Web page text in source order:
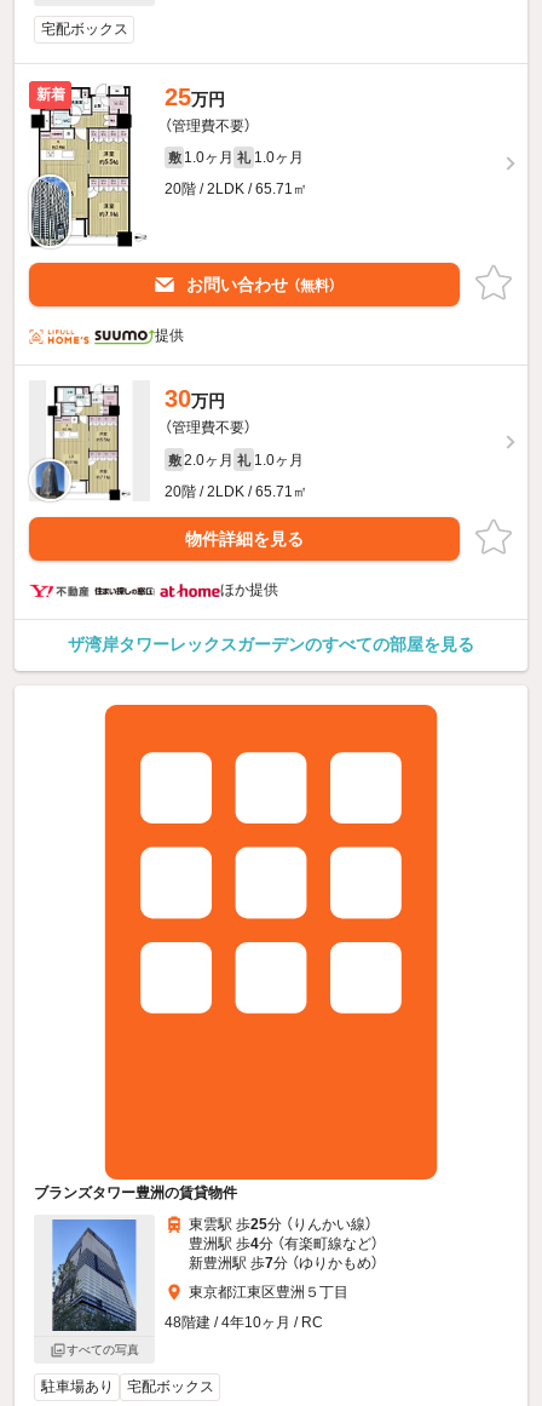
宅配ボックス
新着 25万円
（管理費不要）
敷 1.0ヶ月 礼 1.0ヶ月
20階 / 2LDK / 65.71㎡
お問い合わせ （無料）
提供
30万円
（管理費不要）
敷 2.0ヶ月 礼 1.0ヶ月
20階 / 2LDK / 65.71㎡
物件詳細を見る
ほか提供
ザ湾岸タワーレックスガーデンのすべての部屋を見る
ブランズタワー豊洲の賃貸物件
すべての写真
東雲駅 歩25分 （りんかい線）
豊洲駅 歩4分 （有楽町線など）
新豊洲駅 歩7分 （ゆりかもめ）
東京都江東区豊洲５丁目
48階建 / 4年10ヶ月 / RC
駐車場あり 宅配ボックス